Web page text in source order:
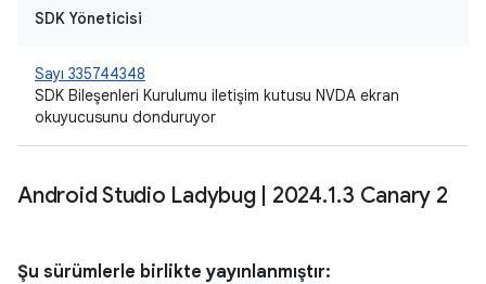
SDK Yöneticisi
Sayı 335744348
SDK Bileşenleri Kurulumu iletişim kutusu NVDA ekran
okuyucusunu donduruyor
Android Studio Ladybug 2024.1.3 Canary 2
Şu sürümlerle birlikte yayınlanmıştır: